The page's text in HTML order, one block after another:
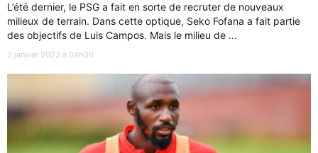
L’été dernier, le PSG a fait en sorte de recruter de nouveaux
milieux de terrain. Dans cette optique, Seko Fofana a fait partie
des objectifs de Luis Campos. Mais le milieu de ...
3 janvier 2023 à 04h00